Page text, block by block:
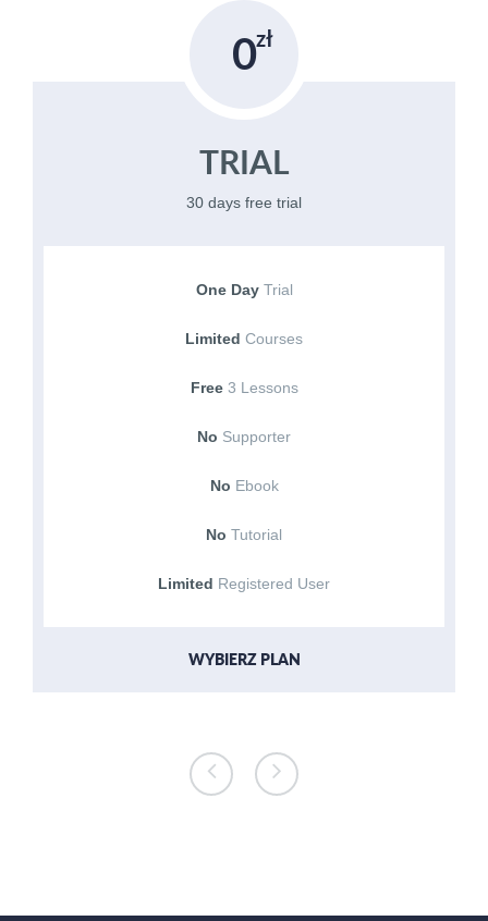
0
TRIAL
30 days free trial
One DayTrial
Limited Courses
Free3 Lessons
No Supporter
No Ebook
No Tutorial
Limited Registered User
WYBIERZ PLAN